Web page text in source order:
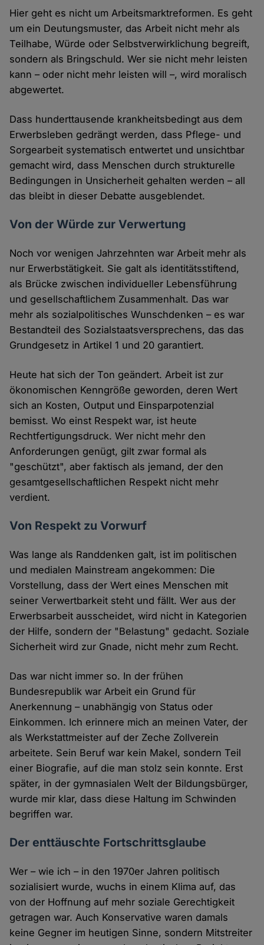
Hier geht es nicht um Arbeitsmarktreformen. Es geht
um ein Deutungsmuster, das Arbeit nicht mehr als
Teilhabe, Würde oder Selbstverwirklichung begreift,
sondern als Bringschuld. Wer sie nicht mehr leisten
kann – oder nicht mehr leisten will –, wird moralisch
abgewertet.
Dass hunderttausende krankheitsbedingt aus dem
Erwerbsleben gedrängt werden, dass Pflege- und
Sorgearbeit systematisch entwertet und unsichtbar
gemacht wird, dass Menschen durch strukturelle
Bedingungen in Unsicherheit gehalten werden – all
das bleibt in dieser Debatte ausgeblendet.
Von der Würde zur Verwertung
Noch vor wenigen Jahrzehnten war Arbeit mehr als
nur Erwerbstätigkeit. Sie galt als identitätsstiftend,
als Brücke zwischen individueller Lebensführung
und gesellschaftlichem Zusammenhalt. Das war
mehr als sozialpolitisches Wunschdenken – es war
Bestandteil des Sozialstaatsversprechens, das das
Grundgesetz in Artikel 1 und 20 garantiert.
Heute hat sich der Ton geändert. Arbeit ist zur
ökonomischen Kenngröße geworden, deren Wert
sich an Kosten, Output und Einsparpotenzial
bemisst. Wo einst Respekt war, ist heute
Rechtfertigungsdruck. Wer nicht mehr den
Anforderungen genügt, gilt zwar formal als
"geschützt", aber faktisch als jemand, der den
gesamtgesellschaftlichen Respekt nicht mehr
verdient.
Von Respekt zu Vorwurf
Was lange als Randdenken galt, ist im politischen
und medialen Mainstream angekommen: Die
Vorstellung, dass der Wert eines Menschen mit
seiner Verwertbarkeit steht und fällt. Wer aus der
Erwerbsarbeit ausscheidet, wird nicht in Kategorien
der Hilfe, sondern der "Belastung" gedacht. Soziale
Sicherheit wird zur Gnade, nicht mehr zum Recht.
Das war nicht immer so. In der frühen
Bundesrepublik war Arbeit ein Grund für
Anerkennung – unabhängig von Status oder
Einkommen. Ich erinnere mich an meinen Vater, der
als Werkstattmeister auf der Zeche Zollverein
arbeitete. Sein Beruf war kein Makel, sondern Teil
einer Biografie, auf die man stolz sein konnte. Erst
später, in der gymnasialen Welt der Bildungsbürger,
wurde mir klar, dass diese Haltung im Schwinden
begriffen war.
Der enttäuschte Fortschrittsglaube
Wer – wie ich – in den 1970er Jahren politisch
sozialisiert wurde, wuchs in einem Klima auf, das
von der Hoffnung auf mehr soziale Gerechtigkeit
getragen war. Auch Konservative waren damals
keine Gegner im heutigen Sinne, sondern Mitstreiter